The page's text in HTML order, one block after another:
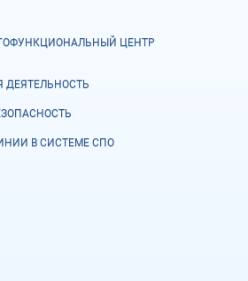
ЦЕНТР
В СИСТЕМЕ СПО